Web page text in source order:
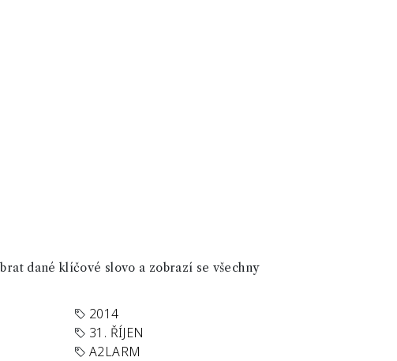
dané klíčové slovo a zobrazí se všechny
2014
31. ŘÍJEN
A2LARM